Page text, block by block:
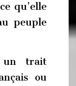
qu’elle
peuple
un trait
ou